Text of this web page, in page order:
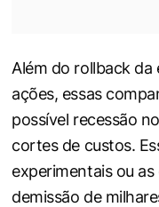
Além do rollback da
ações, essas
possível recessão
cortes de custos.
experimentais ou
demissão de